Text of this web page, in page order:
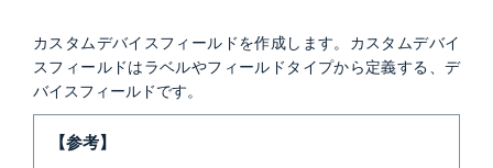
カスタムデバイスフィールドを作成します。カスタムデバイ
スフィールドはラベルやフィールドタイプから定義する、デ
バイスフィールドです。
【参考】